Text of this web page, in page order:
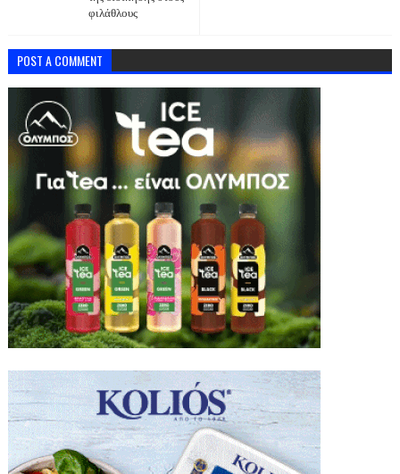
φιλάθλους
POST A COMMENT